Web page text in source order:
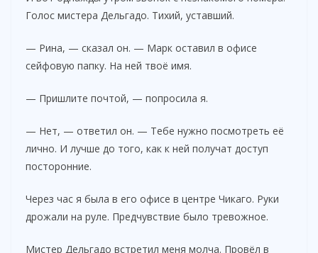
Голос мистера Дельгадо. Тихий, уставший.
— Рина, — сказал он. — Марк оставил в офисе
сейфовую папку. На ней твоё имя.
— Пришлите почтой, — попросила я.
— Нет, — ответил он. — Тебе нужно посмотреть её
лично. И лучше до того, как к ней получат доступ
посторонние.
Через час я была в его офисе в центре Чикаго. Руки
дрожали на руле. Предчувствие было тревожное.
Мистер Дельгадо встретил меня молча. Провёл в